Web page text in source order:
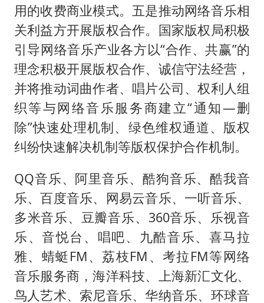
用的收费商业模式。五是推动网络音乐相
关利益方开展版权合作。国家版权局积极
引导网络音乐产业各方以“合作、共赢”的
理念积极开展版权合作、诚信守法经营，
并将推动词曲作者、唱片公司、权利人组
织等与网络音乐服务商建立“通知—删
除”快速处理机制、绿色维权通道、版权
纠纷快速解决机制等版权保护合作机制。
QQ音乐、阿里音乐、酷狗音乐、酷我音
乐、百度音乐、网易云音乐、一听音乐、
多米音乐、豆瓣音乐、360音乐、乐视音
乐、音悦台、唱吧、九酷音乐、喜马拉
雅、蜻蜓FM、荔枝FM、考拉FM等网络
音乐服务商，海洋科技、上海新汇文化、
鸟人艺术、索尼音乐、华纳音乐、环球音